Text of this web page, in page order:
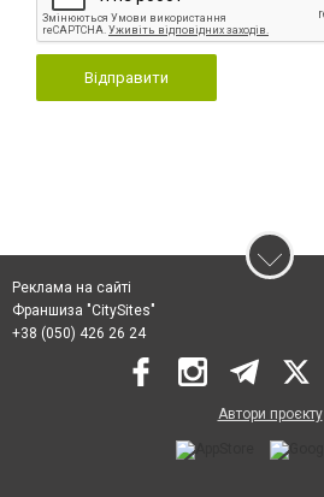
Відправити
Реклама на сайті
Франшиза "CitySites"
+38 (050) 426 26 24
Автори проєкту